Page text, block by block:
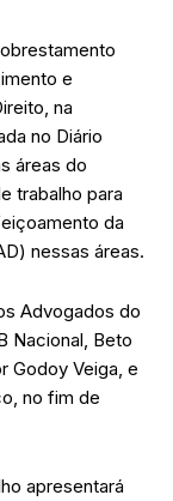
e
na
no Diário
áreas do
trabalho para
da
nessas áreas.
Advogados do
Nacional, Beto
Godoy Veiga, e
no fim de
apresentará